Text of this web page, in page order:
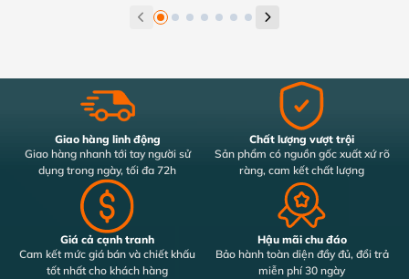
Giao hàng linh động
Giao hàng nhanh tới tay người sử
dụng trong ngày, tối đa 72h
Chất lượng vượt trội
Sản phẩm có nguồn gốc xuất xứ rõ
ràng, cam kết chất lượng
Giá cả cạnh tranh
Cam kết mức giá bán và chiết khấu
tốt nhất cho khách hàng
Hậu mãi chu đáo
Bảo hành toàn diện đầy đủ, đổi trả
miễn phí 30 ngày